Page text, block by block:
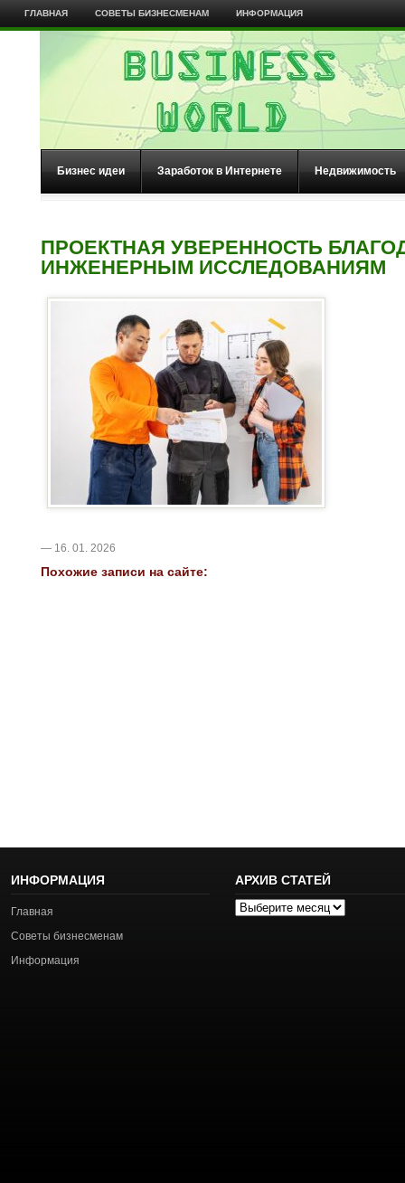
ГЛАВНАЯ СОВЕТЫ БИЗНЕСМЕНАМ ИНФОРМАЦИЯ
Бизнес идеи Заработок в Интернете Недвижимость
ПРОЕКТНАЯ УВЕРЕННОСТЬ
ИНЖЕНЕРНЫМ ИССЛЕДОВАНИЯМ
— 16. 01. 2026
Похожие записи на сайте:
ИНФОРМАЦИЯ
Главная
Советы бизнесменам
Информация
АРХИВ СТАТЕЙ
Архив